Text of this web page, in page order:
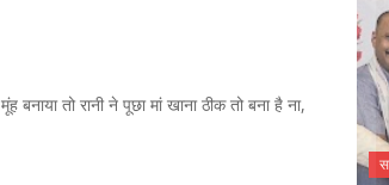
तो रानी ने पूछा मां खाना ठीक तो बना है ना,